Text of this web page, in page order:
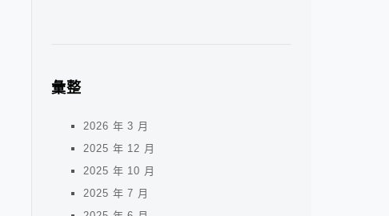
彙整
2026 年 3 月
2025 年 12 月
2025 年 10 月
2025 年 7 月